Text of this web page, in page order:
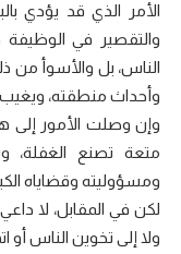
الأمر الذي قد يؤدي
والتقصير في الوظيفة
الناس، بل والأسوأ من
وأحداث منطقته،
وإن وصلت الأمور إلى
متعة تصنع الغفلة،
ومسؤوليته وقضاياه
لكن في المقابل، لا داعي
ولا إلى تخوين الناس أو